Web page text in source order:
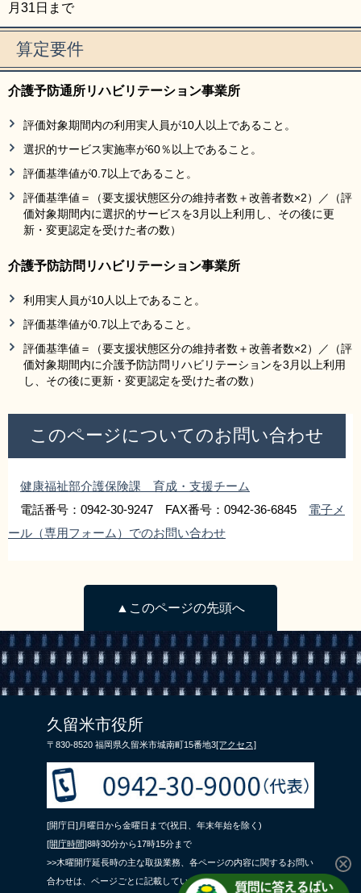
月31日まで
算定要件
介護予防通所リハビリテーション事業所
評価対象期間内の利用実人員が10人以上であること。
選択的サービス実施率が60％以上であること。
評価基準値が0.7以上であること。
評価基準値＝（要支援状態区分の維持者数＋改善者数×2）／（評
価対象期間内に選択的サービスを3月以上利用し、その後に更
新・変更認定を受けた者の数）
介護予防訪問リハビリテーション事業所
利用実人員が10人以上であること。
評価基準値が0.7以上であること。
評価基準値＝（要支援状態区分の維持者数＋改善者数×2）／（評
価対象期間内に介護予防訪問リハビリテーションを3月以上利用
し、その後に更新・変更認定を受けた者の数）
このページについてのお問い合わせ
健康福祉部介護保険課 育成・支援チーム
電話番号：0942-30-9247 FAX番号：0942-36-6845 電子メ
ール（専用フォーム）でのお問い合わせ
▲このページの先頭へ
久留米市役所
〒830-8520 福岡県久留米市城南町15番地3[アクセス]
[開庁日]月曜日から金曜日まで(祝日、年末年始を除く)
[開庁時間]8時30分から17時15分まで
>>木曜開庁延長時の主な取扱業務、各ページの内容に関するお問い
合わせは、ページごとに記載している問合せ先までご連絡くださ